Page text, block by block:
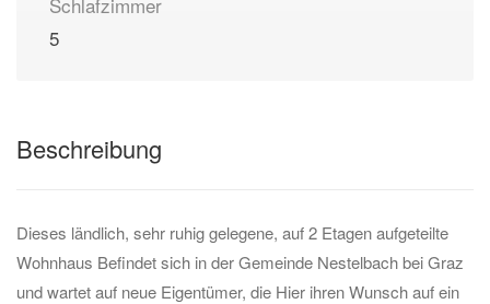
5
Beschreibung
Dieses ländlich, sehr ruhig gelegene, auf 2 Etagen aufgeteilte
Wohnhaus Befindet sich in der Gemeinde Nestelbach bei Graz
und wartet auf neue Eigentümer, die Hier ihren Wunsch auf ein